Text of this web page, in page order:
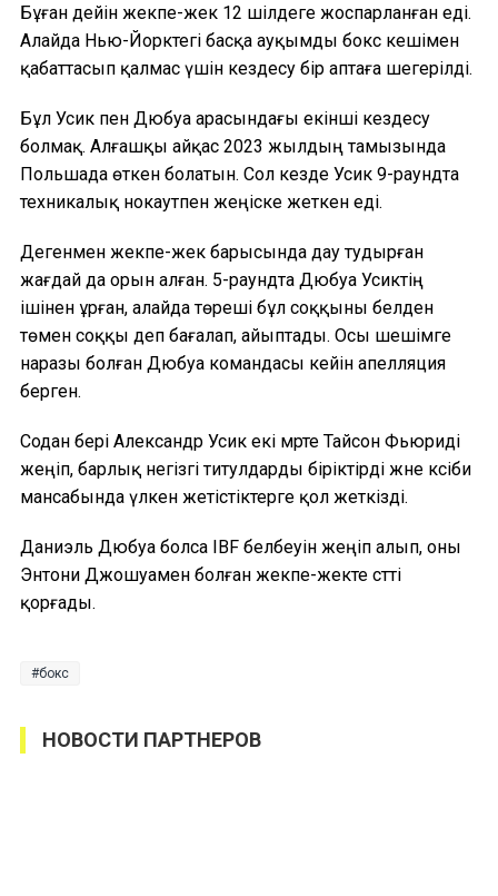
Бұған дейін жекпе-жек 12 шілдеге жоспарланған еді.
Алайда Нью-Йорктегі басқа ауқымды бокс кешімен
қабаттасып қалмас үшін кездесу бір аптаға шегерілді.
Бұл Усик пен Дюбуа арасындағы екінші кездесу
болмақ. Алғашқы айқас 2023 жылдың тамызында
Польшада өткен болатын. Сол кезде Усик 9-раундта
техникалық нокаутпен жеңіске жеткен еді.
Дегенмен жекпе-жек барысында дау тудырған
жағдай да орын алған. 5-раундта Дюбуа Усиктің
ішінен ұрған, алайда төреші бұл соққыны белден
төмен соққы деп бағалап, айыптады. Осы шешімге
наразы болған Дюбуа командасы кейін апелляция
берген.
Содан бері Александр Усик екі мәрте Тайсон Фьюриді
жеңіп, барлық негізгі титулдарды біріктірді және кәсіби
мансабында үлкен жетістіктерге қол жеткізді.
Даниэль Дюбуа болса IBF белбеуін жеңіп алып, оны
Энтони Джошуамен болған жекпе-жекте сәтті
қорғады.
бокс
НОВОСТИ ПАРТНЕРОВ